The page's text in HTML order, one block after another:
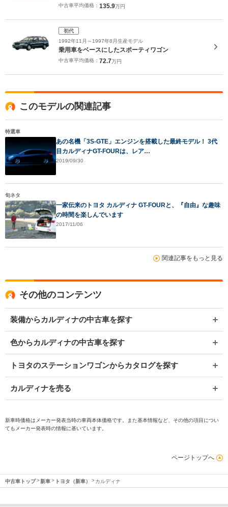
中古車平均価格： 135.9万円
初代
1992年11月～1997年8月生産モデル
乗用車をベースにしたスポーティワゴン
中古車平均価格： 72.7万円
このモデルの関連記事
特選車
あの名機「3S-GTE」エンジンを搭載した最終モデル！ 3代
目カルディナGT-FOURは、レア…
2019/09/30
旬ネタ
一家伝来のトヨタ カルディナ GT-FOURと、『自由』な趣味
の時間を楽しんでいます
2017/11/06
関連記事をもっと見る
その他のコンテンツ
装備からカルディナの中古車を探す
色からカルディナの中古車を探す
トヨタのステーションワゴンからカタログを探す
カルディナを売る
新車時価格はメーカー発表当時の車両本体価格です。また基本情報など、その他の項目につい
てもメーカー発表時の情報に基いています。
ページトップへ
中古車トップ 新車 トヨタ（新車） カルディナ